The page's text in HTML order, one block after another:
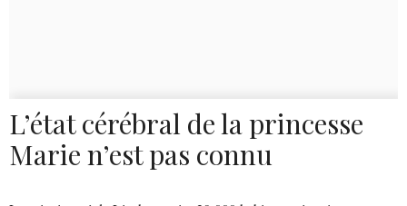
L’état cérébral de la princesse
Marie n’est pas connu